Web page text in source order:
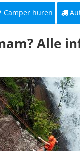
Camper huren
Alle